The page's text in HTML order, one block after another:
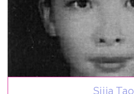
Sijia Tao